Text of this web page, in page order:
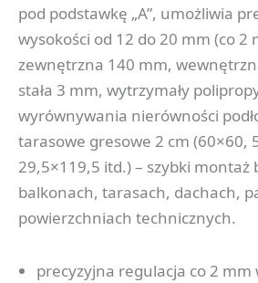
pod podstawkę „A”, umożliwia
wysokości od 12 do 20 mm (co 2
zewnętrzna 140 mm,
stała 3 mm, wytrzymały
wyrównywania nierówności
tarasowe gresowe 2 cm (60×60,
29,5×119,5 itd.) – szybki montaż
balkonach, tarasach, dachach,
powierzchniach technicznych.
precyzyjna regulacja co 2 mm